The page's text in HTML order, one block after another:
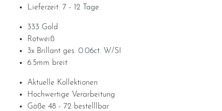
Lieferzeit: 7 - 12 Tage
333 Gold
Rotweiß
3x Brillant ges. 0.06ct. W/SI
6.5mm breit
Aktuelle Kollektionen
Hochwertige Verarbeitung
Göße 48 - 72 bestelllbar
Partnerringe
Service